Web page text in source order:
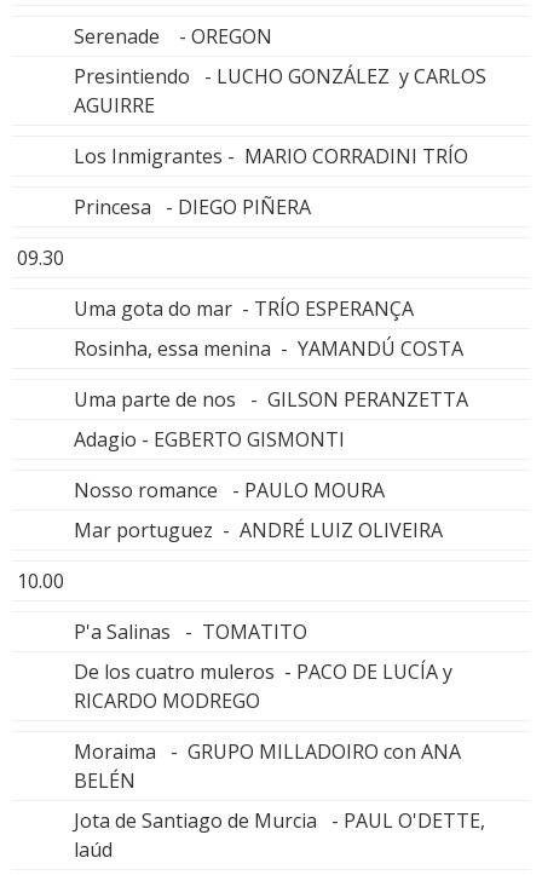
Serenade - OREGON
Presintiendo - LUCHO GONZÁLEZ y CARLOS
AGUIRRE
Los Inmigrantes - MARIO CORRADINI TRÍO
Princesa - DIEGO PIÑERA
09.30
Uma gota do mar - TRÍO ESPERANÇA
Rosinha, essa menina - YAMANDÚ COSTA
Uma parte de nos - GILSON PERANZETTA
Adagio - EGBERTO GISMONTI
Nosso romance - PAULO MOURA
Mar portuguez - ANDRÉ LUIZ OLIVEIRA
10.00
P'a Salinas - TOMATITO
De los cuatro muleros - PACO DE LUCÍA y
RICARDO MODREGO
Moraima - GRUPO MILLADOIRO con ANA
BELÉN
Jota de Santiago de Murcia - PAUL O'DETTE,
laúd